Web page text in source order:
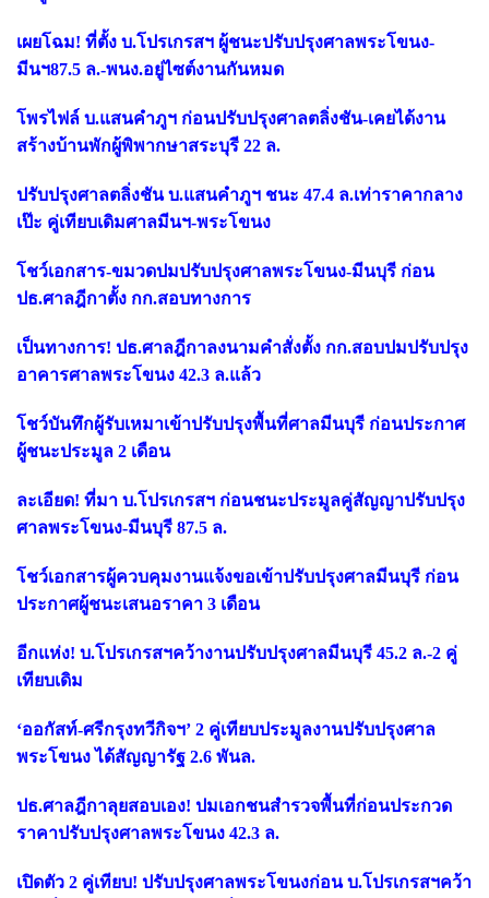
เผยโฉม! ที่ตั้ง บ.โปรเกรสฯ ผู้ชนะปรับปรุงศาลพระโขนง-
มีนฯ87.5 ล.-พนง.อยู่ไซต์งานกันหมด
โพรไฟล์ บ.แสนคำภูฯ ก่อนปรับปรุงศาลตลิ่งชัน-เคยได้งาน
สร้างบ้านพักผู้พิพากษาสระบุรี 22 ล.
ปรับปรุงศาลตลิ่งชัน บ.แสนคำภูฯ ชนะ 47.4 ล.เท่าราคากลาง
เป๊ะ คู่เทียบเดิมศาลมีนฯ-พระโขนง
โชว์เอกสาร-ขมวดปมปรับปรุงศาลพระโขนง-มีนบุรี ก่อน
ปธ.ศาลฎีกาตั้ง กก.สอบทางการ
เป็นทางการ! ปธ.ศาลฎีกาลงนามคำสั่งตั้ง กก.สอบปมปรับปรุง
อาคารศาลพระโขนง 42.3 ล.แล้ว
โชว์บันทึกผู้รับเหมาเข้าปรับปรุงพื้นที่ศาลมีนบุรี ก่อนประกาศ
ผู้ชนะประมูล 2 เดือน
ละเอียด! ที่มา บ.โปรเกรสฯ ก่อนชนะประมูลคู่สัญญาปรับปรุง
ศาลพระโขนง-มีนบุรี 87.5 ล.
โชว์เอกสารผู้ควบคุมงานแจ้งขอเข้าปรับปรุงศาลมีนบุรี ก่อน
ประกาศผู้ชนะเสนอราคา 3 เดือน
อีกแห่ง! บ.โปรเกรสฯคว้างานปรับปรุงศาลมีนบุรี 45.2 ล.-2 คู่
เทียบเดิม
‘ออกัสท์-ศรีกรุงทวีกิจฯ’ 2 คู่เทียบประมูลงานปรับปรุงศาล
พระโขนง ได้สัญญารัฐ 2.6 พันล.
ปธ.ศาลฎีกาลุยสอบเอง! ปมเอกชนสำรวจพื้นที่ก่อนประกวด
ราคาปรับปรุงศาลพระโขนง 42.3 ล.
เปิดตัว 2 คู่เทียบ! ปรับปรุงศาลพระโขนงก่อน บ.โปรเกรสฯคว้า